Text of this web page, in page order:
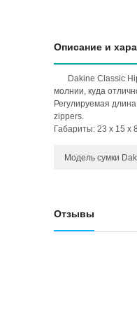
Описание и
Dakine Classic
молнии, куда
Регулируемая
zippers.
Габариты: 23 x 15 x
Модель сумки
Отзывы